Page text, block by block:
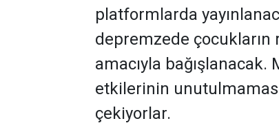
platformlarda
depremzede
amacıyla
etkilerinin
çekiyorlar.